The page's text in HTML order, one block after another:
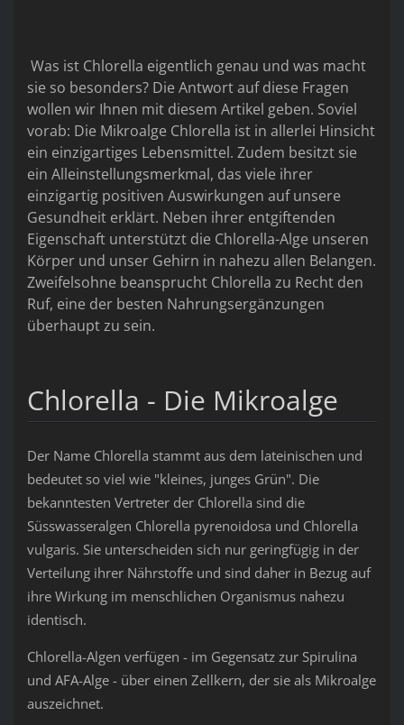
Was ist Chlorella eigentlich genau und was macht
sie so besonders? Die Antwort auf diese Fragen
wollen wir Ihnen mit diesem Artikel geben. Soviel
vorab: Die Mikroalge Chlorella ist in allerlei Hinsicht
ein einzigartiges Lebensmittel. Zudem besitzt sie
ein Alleinstellungsmerkmal, das viele ihrer
einzigartig positiven Auswirkungen auf unsere
Gesundheit erklärt. Neben ihrer entgiftenden
Eigenschaft unterstützt die Chlorella-Alge unseren
Körper und unser Gehirn in nahezu allen Belangen.
Zweifelsohne beansprucht Chlorella zu Recht den
Ruf, eine der besten Nahrungsergänzungen
überhaupt zu sein.
Chlorella - Die Mikroalge
Der Name Chlorella stammt aus dem lateinischen und
bedeutet so viel wie "kleines, junges Grün". Die
bekanntesten Vertreter der Chlorella sind die
Süsswasseralgen Chlorella pyrenoidosa und Chlorella
vulgaris. Sie unterscheiden sich nur geringfügig in der
Verteilung ihrer Nährstoffe und sind daher in Bezug auf
ihre Wirkung im menschlichen Organismus nahezu
identisch.
Chlorella-Algen verfügen - im Gegensatz zur Spirulina
und AFA-Alge - über einen Zellkern, der sie als Mikroalge
auszeichnet.